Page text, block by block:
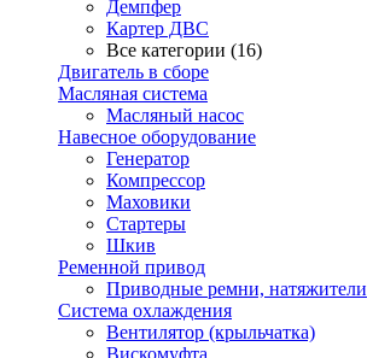
Демпфер
Картер ДВС
Все категории (16)
Двигатель в сборе
Масляная система
Масляный насос
Навесное оборудование
Генератор
Компрессор
Маховики
Стартеры
Шкив
Ременной привод
Приводные ремни, натяжители
Система охлаждения
Вентилятор (крыльчатка)
Вискомуфта